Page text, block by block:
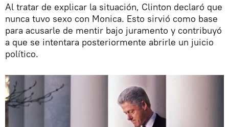
Al tratar de explicar la situación, Clinton declaró que
nunca tuvo sexo con Monica. Esto sirvió como base
para acusarle de mentir bajo juramento y contribuyó
a que se intentara posteriormente abrirle un juicio
político.